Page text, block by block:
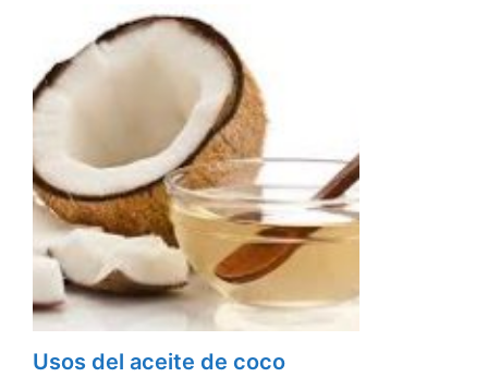
Usos del aceite de coco